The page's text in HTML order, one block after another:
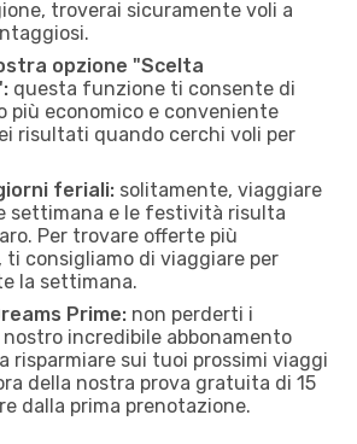
troverai sicuramente voli a
opzione "Scelta
questa funzione ti consente di
più economico e conveniente
risultati quando cerchi voli per
feriali: solitamente, viaggiare
settimana e le festività risulta
Per trovare offerte più
ti consigliamo di viaggiare per
la settimana.
Prime: non perderti i
incredibile abbonamento
risparmiare sui tuoi prossimi viaggi
della nostra prova gratuita di 15
dalla prima prenotazione.